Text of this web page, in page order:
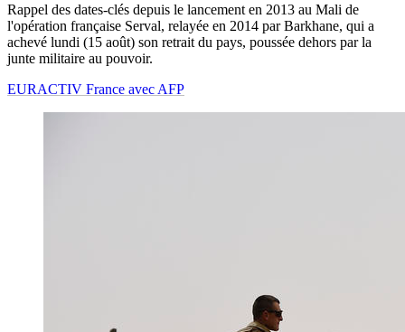
Rappel des dates-clés depuis le lancement en 2013 au Mali de
l'opération française Serval, relayée en 2014 par Barkhane, qui a
achevé lundi (15 août) son retrait du pays, poussée dehors par la
junte militaire au pouvoir.
EURACTIV France avec AFP